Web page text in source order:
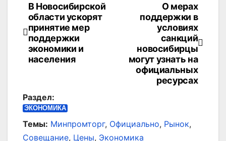
Навигация
по
записям
О мерах
поддержки в
условиях
санкций
новосибирцы
могут узнать на
официальных
ресурсах
В Новосибирской
области ускорят
принятие мер
поддержки
экономики и
населения
Раздел:
ЭКОНОМИКА
Темы: Минпромторг, Официально, Рынок,
Совещание, Цены, Экономика